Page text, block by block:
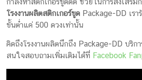
โรงงานผลิตสติกเกอร์ขูด Package-DD เร
ขั้นต่ำแค่ 500 ดวงเท่านั้น
คิดถึงโรงงานผลิตนึกถึง Package-DD บริก
สนใจสอบถามเพิ่มเติมได้ที่ Facebook